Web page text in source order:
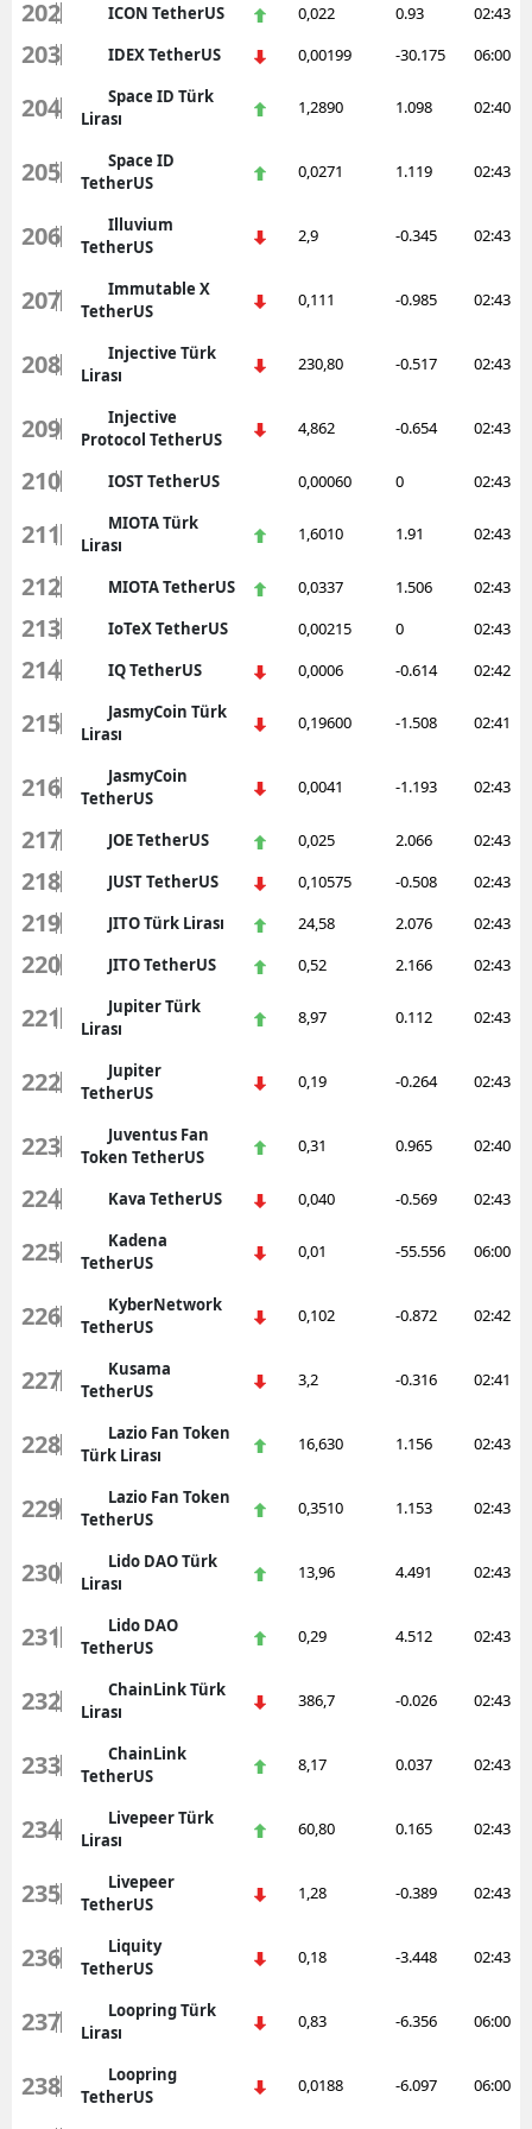
202 ICON TetherUS 0,022 0.93 02:43
203 IDEX TetherUS 0,00199 -30.175 06:00
204
Space ID Türk
Lirası
1,2890 1.098 02:40
205
Space ID
TetherUS
0,0271 1.119 02:43
206
Illuvium
TetherUS
2,9 -0.345 02:43
207
Immutable X
TetherUS
0,111 -0.985 02:43
208
Injective Türk
Lirası
230,80 -0.517 02:43
209
Injective
Protocol TetherUS
4,862 -0.654 02:43
210 IOST TetherUS 0,00060 0 02:43
211
MIOTA Türk
Lirası
1,6010 1.91 02:43
212 MIOTA TetherUS 0,0337 1.506 02:43
213 IoTeX TetherUS 0,00215 0 02:43
214 IQ TetherUS 0,0006 -0.614 02:42
215
JasmyCoin Türk
Lirası
0,19600 -1.508 02:41
216
JasmyCoin
TetherUS
0,0041 -1.193 02:43
217 JOE TetherUS 0,025 2.066 02:43
218 JUST TetherUS 0,10575 -0.508 02:43
219 JITO Türk Lirası 24,58 2.076 02:43
220 JITO TetherUS 0,52 2.166 02:43
221
Jupiter Türk
Lirası
8,97 0.112 02:43
222
Jupiter
TetherUS
0,19 -0.264 02:43
223
Juventus Fan
Token TetherUS
0,31 0.965 02:40
224 Kava TetherUS 0,040 -0.569 02:43
225
Kadena
TetherUS
0,01 -55.556 06:00
226
KyberNetwork
TetherUS
0,102 -0.872 02:42
227
Kusama
TetherUS
3,2 -0.316 02:41
228
Lazio Fan Token
Türk Lirası
16,630 1.156 02:43
229
Lazio Fan Token
TetherUS
0,3510 1.153 02:43
230
Lido DAO Türk
Lirası
13,96 4.491 02:43
231
Lido DAO
TetherUS
0,29 4.512 02:43
232
ChainLink Türk
Lirası
386,7 -0.026 02:43
233
ChainLink
TetherUS
8,17 0.037 02:43
234
Livepeer Türk
Lirası
60,80 0.165 02:43
235
Livepeer
TetherUS
1,28 -0.389 02:43
236
Liquity
TetherUS
0,18 -3.448 02:43
237
Loopring Türk
Lirası
0,83 -6.356 06:00
238
Loopring
TetherUS
0,0188 -6.097 06:00